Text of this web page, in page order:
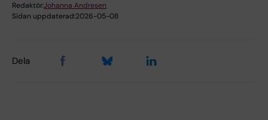
Redaktör:Johanna Andresen
Sidan uppdaterad:2026-05-08
Dela